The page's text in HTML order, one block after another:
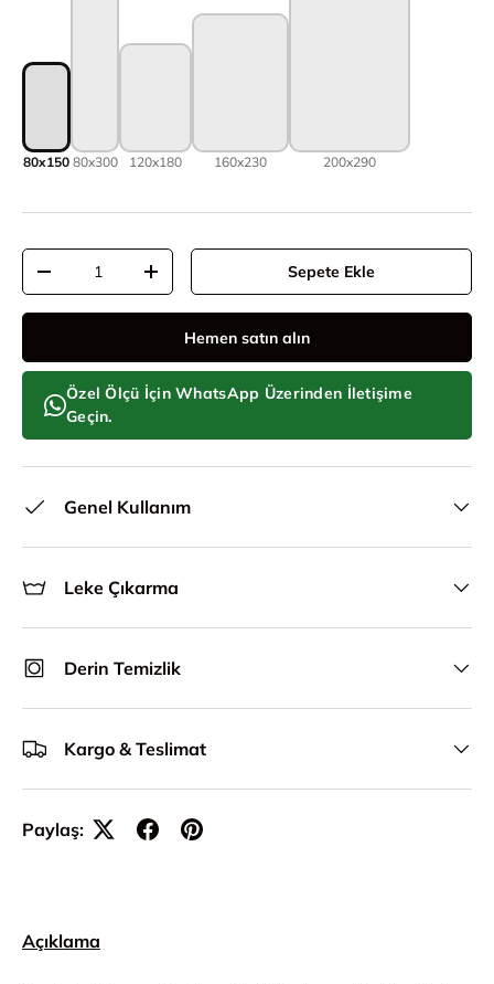
80x150 80x300 120x180 160x230 200x290
Adet
Adeti azalt
Adeti artır Sepete Ekle
Hemen satın alın
Özel Ölçü İçin WhatsApp Üzerinden İletişime
Geçin.
Genel Kullanım
Leke Çıkarma
Derin Temizlik
Kargo & Teslimat
Paylaş:
Açıklama